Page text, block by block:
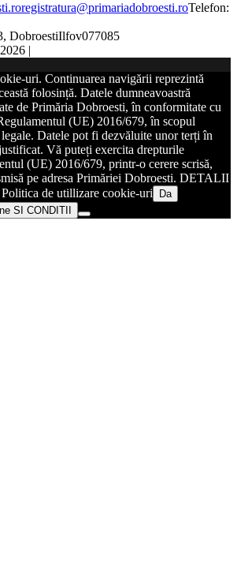
registratura@primariadobroesti.roTelefon:
DobroestiIlfov077085
|
uri. Continuarea navigării reprezintă
folosință. Datele dumneavoastră
de Primăria Dobroesti, în conformitate cu
(UE) 2016/679, în scopul
Datele pot fi dezvăluite unor terți în
Vă puteți exercita drepturile
(UE) 2016/679, printr-o cerere scrisă,
pe adresa Primăriei Dobroesti. DETALII
de utillizare cookie-uri
Da
SI CONDITII